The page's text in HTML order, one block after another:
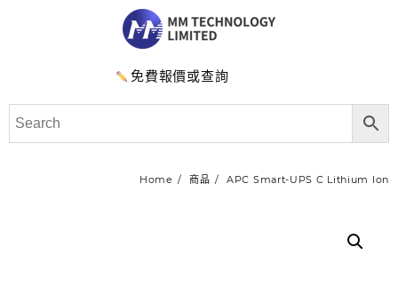
免費報價或查詢
Home 商品 APC Smart-UPS C Lithium Ion